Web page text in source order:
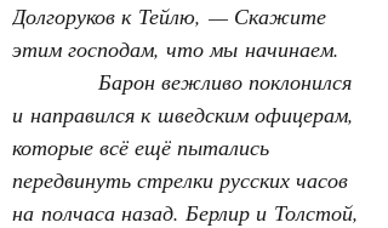
Долгоруков к Тейлю, — Скажите
этим господам, что мы начинаем.
Барон вежливо поклонился
и направился к шведским офицерам,
которые всё ещё пытались
передвинуть стрелки русских часов
на полчаса назад. Берлир и Толстой,